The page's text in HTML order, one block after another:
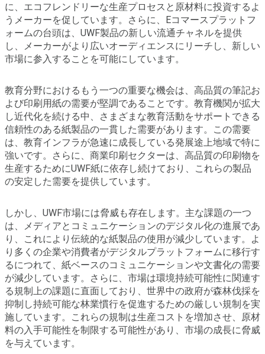
に、エコフレンドリーな生産プロセスと原材料に投資するよ
うメーカーを促しています。さらに、Eコマースプラットフ
ォームの台頭は、UWF製品の新しい流通チャネルを提供
し、メーカーがより広いオーディエンスにリーチし、新しい
市場に参入することを可能にしています。
教育分野におけるもう一つの重要な機会は、高品質の筆記お
よび印刷用紙の需要が堅調であることです。教育機関が拡大
し近代化を続ける中、さまざまな教育活動をサポートできる
信頼性のある紙製品の一貫した需要があります。この需要
は、教育インフラが急速に成長している発展途上地域で特に
強いです。さらに、商業印刷セクターは、高品質の印刷物を
生産するためにUWF紙に依存し続けており、これらの製品
の安定した需要を提供しています。
しかし、UWF市場には脅威も存在します。主な課題の一つ
は、メディアとコミュニケーションのデジタル化の進展であ
り、これにより伝統的な紙製品の使用が減少しています。よ
り多くの企業や消費者がデジタルプラットフォームに移行す
るにつれて、紙ベースのコミュニケーションや文書化の需要
が減少しています。さらに、市場は環境持続可能性に関連す
る規制上の課題に直面しており、世界中の政府が森林伐採を
抑制し持続可能な林業慣行を促進するための厳しい規制を実
施しています。これらの規制は生産コストを増加させ、原材
料の入手可能性を制限する可能性があり、市場の成長に脅威
を与えています。